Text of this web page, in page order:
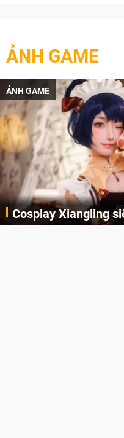
ẢNH GAME
ẢNH GAME
Cosplay Xiangling